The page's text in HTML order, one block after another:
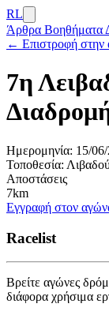
RL
Άρθρα Βοηθήματα
← Επιστροφή στην
7η
Ημερομηνία: 15/
Τοποθεσία:
Αποστάσεις
7km
Εγγραφή στον
Racelist
Βρείτε αγώνες
διάφορα χρήσιμα